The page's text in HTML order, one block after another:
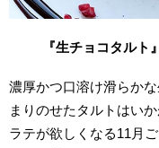
『生チョコタル
濃厚かつ口溶け滑らか
まりのせたタルトはい
ラテが欲しくなる11月